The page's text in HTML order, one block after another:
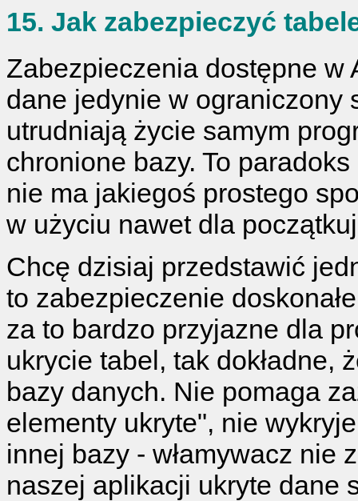
15. Jak zabezpieczyć
Zabezpieczenia dostępne w
dane jedynie w ograniczony
utrudniają życie samym
chronione bazy. To
nie ma jakiegoś prostego
w użyciu nawet dla
Chcę dzisiaj przedstawić
to zabezpieczenie
za to bardzo przyjazne dla
ukrycie tabel, tak dokładne,
bazy danych. Nie pomaga
elementy ukryte", nie
innej bazy - włamywacz nie
naszej aplikacji ukryte dane